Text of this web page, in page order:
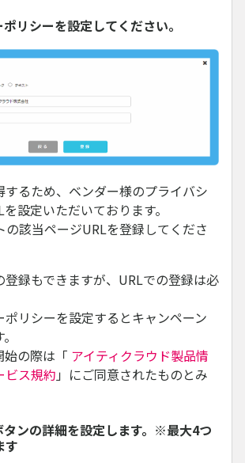
リシーを設定してください。
するため、ベンダー様のプライバシ
設定いただいております。
の該当ページURLを登録してくださ
録もできますが、URLでの登録は必
リシーを設定するとキャンペーン
始の際は「 アイティクラウド製品情
ビス規約 」にご同意されたものとみ
ンの詳細を設定します。※最大4つ
す